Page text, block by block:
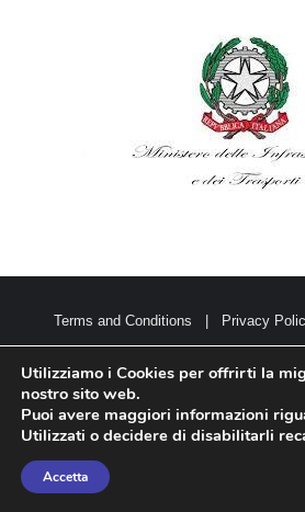
Terms and Conditions | Privacy
Genova (GE) | Cell +39 328 6192988 |
© Copyright 2008 -2026 All Rights
Utilizziamo i Cookies per offrirti la
nostro sito web.
Puoi avere maggiori informazioni
Utilizzati o decidere di disabilitarli
Accetta